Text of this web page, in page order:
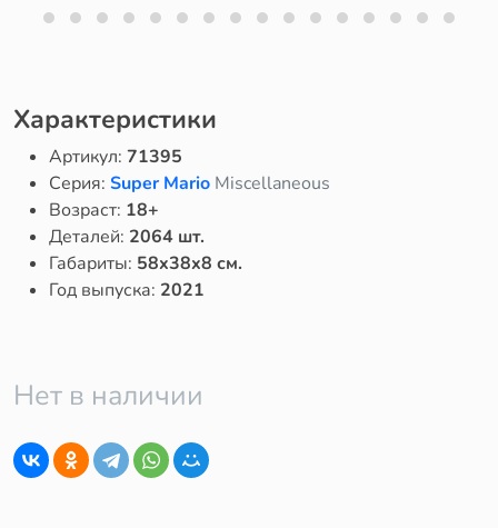
Характеристики
Артикул: 71395
Серия: Super Mario Miscellaneous
Возраст: 18+
Деталей: 2064 шт.
Габариты: 58x38x8 см.
Год выпуска: 2021
Нет в наличии